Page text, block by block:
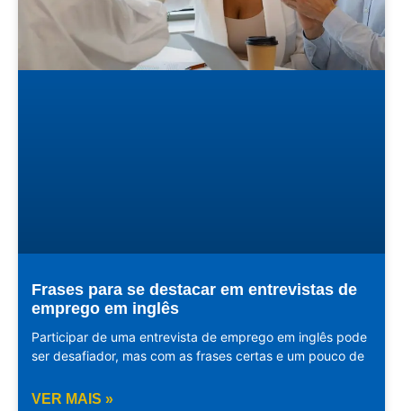
Frases para se destacar em entrevistas de
emprego em inglês
Participar de uma entrevista de emprego em inglês pode
ser desafiador, mas com as frases certas e um pouco de
VER MAIS »